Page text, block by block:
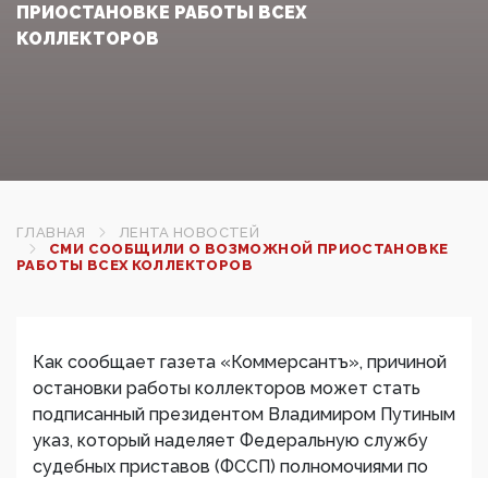
ПРИОСТАНОВКЕ РАБОТЫ ВСЕХ
КОЛЛЕКТОРОВ‍
ГЛАВНАЯ
ЛЕНТА НОВОСТЕЙ
СМИ СООБЩИЛИ О ВОЗМОЖНОЙ ПРИОСТАНОВКЕ
РАБОТЫ ВСЕХ КОЛЛЕКТОРОВ‍
Как сообщает газета «Коммерсантъ», причиной
остановки работы коллекторов может стать
подписанный президентом Владимиром Путиным
указ, который наделяет Федеральную службу
судебных приставов (ФССП) полномочиями по